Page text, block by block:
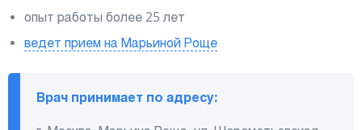
опыт работы более 25 лет
ведет прием на Марьиной Роще
Врач принимает по адресу: